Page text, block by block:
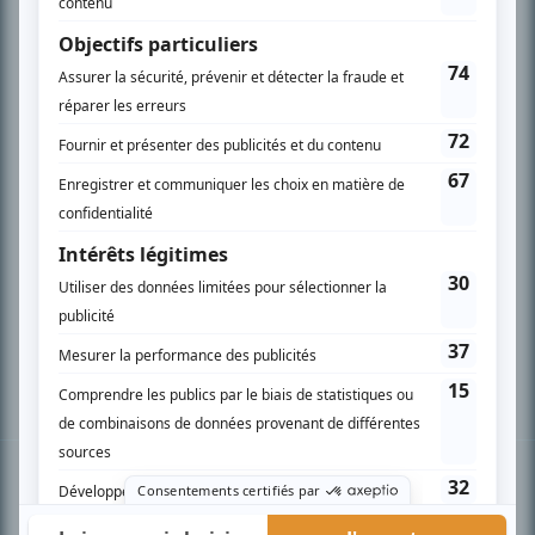
Accueil
Liste des oeuvres
Liste des comédiens
Recherche avancée
À propos
Nous contacter
Termes et conditions
Politique de confidentialité
Gestion du consentement